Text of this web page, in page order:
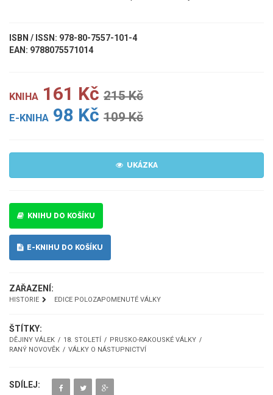
ISBN / ISSN: 978-80-7557-101-4
EAN: 9788075571014
KNIHA 161 Kč 215 Kč
E-KNIHA 98 Kč 109 Kč
UKÁZKA
KNIHU DO KOŠÍKU
E-KNIHU DO KOŠÍKU
ZAŘAZENÍ:
HISTORIE EDICE POLOZAPOMENUTÉ VÁLKY
ŠTÍTKY:
DĚJINY VÁLEK 18. STOLETÍ
PRUSKO-RAKOUSKÉ VÁLKY
RANÝ NOVOVĚK
VÁLKY O NÁSTUPNICTVÍ
SDÍLEJ: